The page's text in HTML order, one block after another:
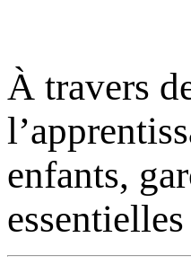
À travers
enfants,